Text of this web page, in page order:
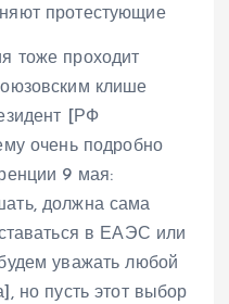
протестующие
тоже проходит
клише
[РФ
очень подробно
9 мая:
должна сама
в ЕАЭС или
уважать любой
но пусть этот выбор